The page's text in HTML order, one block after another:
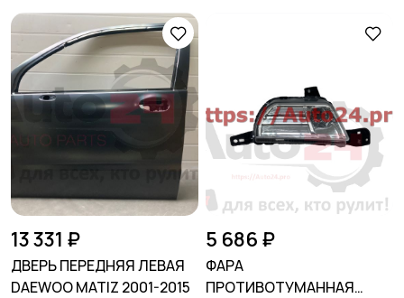
13 331 ₽
ДВЕРЬ ПЕРЕДНЯЯ ЛЕВАЯ
DAEWOO MATIZ 2001-2015
5 686 ₽
ФАРА
ПРОТИВОТУМАННАЯ